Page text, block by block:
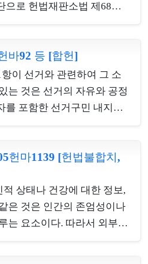
. 따라서 이 사건 입법예고
에 관한 본질적인 요소로
항이 아니므로 이를 법률에
으로 헌법재판소법 제68조
은 이미 종료하였으므로 주
하였고, 이 사건 법률조항
이상 감청집행 행위에 대해
인정할 실익도 없으므로,
간에 확보한 다음 재조합 기
하는 이른바 ‘패킷감청’의
라서 이를 통해 개인의 통신
바92 등 [합헌]
이 선거와 관련하여 그 소
는 것은 선거의 자유와 공정
를 포함한 선거구민 내지는
공정을 보장하기 위한 제도
질 뿐만 아니라 폐해 방지를
위를 금지하는 것 외에 달리
어렵고 특히 ‘선거에 영향
는 전제하에 그 제한이 이
헌마1139 [헌법불합치,
상태나 건강에 대한 정보,
은 것은 인간의 존엄성이나
는 요소이다. 따라서 외부세